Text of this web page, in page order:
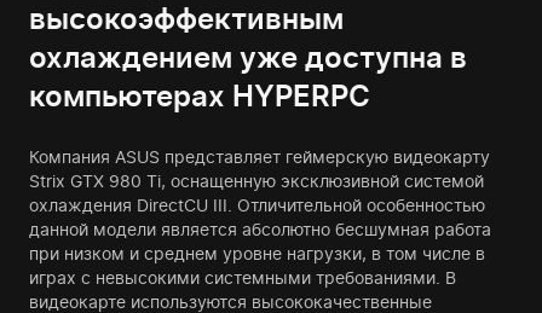
высокоэффективным
охлаждением уже доступна в
компьютерах HYPERPC
Компания ASUS представляет геймерскую видеокарту
Strix GTX 980 Ti, оснащенную эксклюзивной системой
охлаждения DirectCU III. Отличительной особенностью
данной модели является абсолютно бесшумная работа
при низком и среднем уровне нагрузки, в том числе в
играх с невысокими системными требованиями. В
видеокарте используются высококачественные